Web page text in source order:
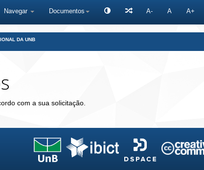
Navegar Documentos A- A A+
DA UNB
com a sua solicitação.